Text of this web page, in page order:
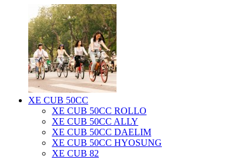
XE CUB 50CC
XE CUB 50CC ROLLO
XE CUB 50CC ALLY
XE CUB 50CC DAELIM
XE CUB 50CC HYOSUNG
XE CUB 82